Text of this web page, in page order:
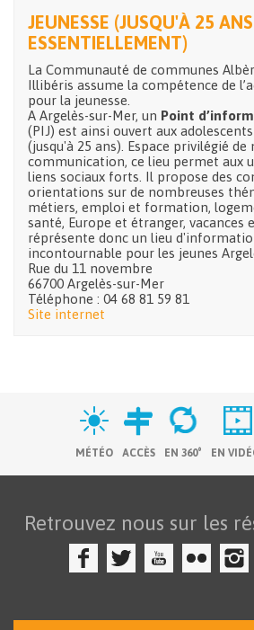
JEUNESSE (JUSQU'À 25 ANS
ESSENTIELLEMENT)
La Communauté de communes
Illibéris assume la compétence de
pour la jeunesse.
A Argelès-sur-Mer, un Point
(PIJ) est ainsi ouvert aux
(jusqu'à 25 ans). Espace privilégié
communication, ce lieu permet aux
liens sociaux forts. Il propose des
orientations sur de nombreuses
métiers, emploi et formation,
santé, Europe et étranger, vacances
réprésente donc un lieu
incontournable pour les jeunes
Rue du 11 novembre
66700 Argelès-sur-Mer
Téléphone : 04 68 81 59 81
Site internet
MÉTÉO ACCÈS EN 360° EN
Retrouvez nous sur les